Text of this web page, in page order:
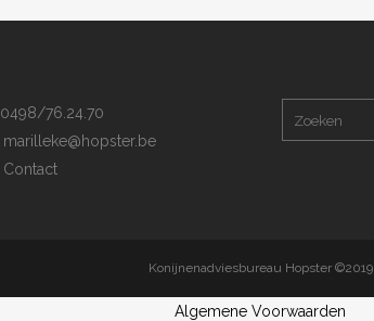
0498/76.24.70
marilleke@hopster.be
Contact
Konijnenadviesbureau Hopster ©2019
Algemene Voorwaarden